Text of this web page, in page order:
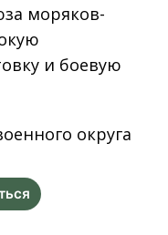
моряков-
и боевую
округа